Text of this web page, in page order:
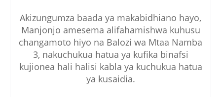
Akizungumza baada ya makabidhiano hayo,
Manjonjo amesema alifahamishwa kuhusu
changamoto hiyo na Balozi wa Mtaa Namba
3, nakuchukua hatua ya kufika binafsi
kujionea hali halisi kabla ya kuchukua hatua
ya kusaidia.